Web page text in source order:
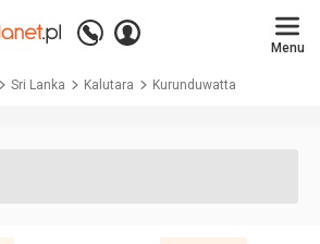
Zadzwoń
+48 71 771 76 55
Zaloguj
Menu
Sri Lanka Kalutara Kurunduwatta